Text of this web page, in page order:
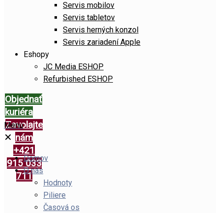
Servis mobilov
Servis tabletov
Servis herných konzol
Servis zariadení Apple
Eshopy
JC Media ESHOP
Refurbished ESHOP
Objednať
kuriéra
Zavolajte
nám
+421
915 033
711
Menu
✕
Domov
O nás
Hodnoty
Piliere
Časová os